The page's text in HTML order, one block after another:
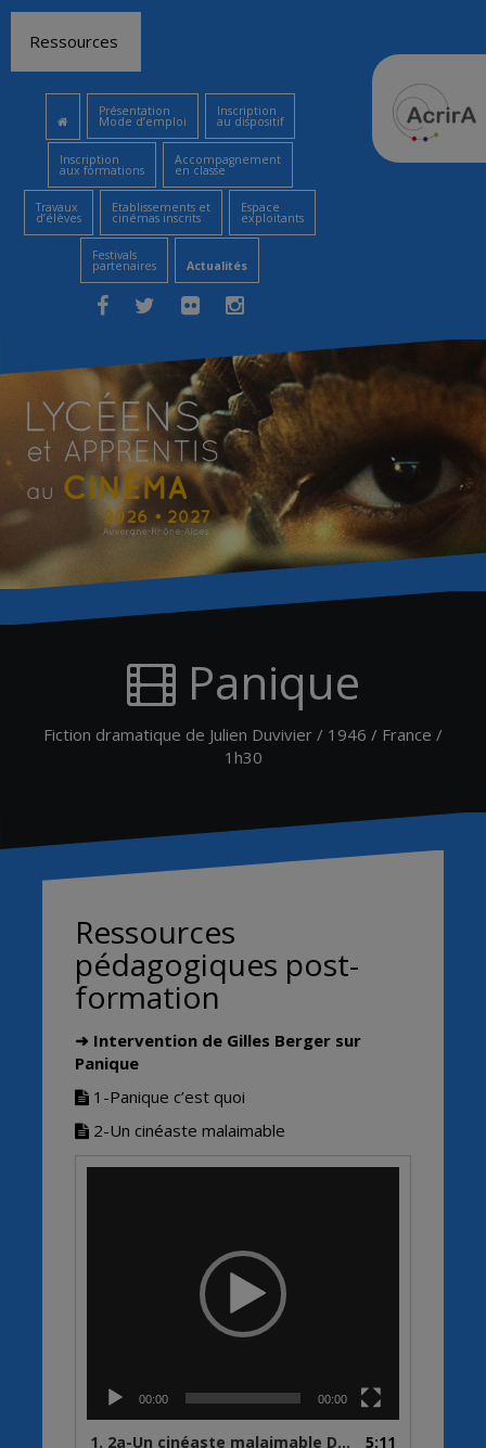
contenu
Ressources
Présentation
Mode d’emploi
Inscription
au dispositif
Inscription
aux formations
Accompagnement
en classe
Travaux
d’élèves
Etablissements et
cinémas inscrits
Espace
exploitants
Festivals
partenaires Actualités
Panique
Fiction dramatique de Julien Duvivier / 1946 / France /
1h30
Ressources
pédagogiques post-
formation
➜ Intervention de Gilles Berger sur
Panique
1-Panique c’est quoi
2-Un cinéaste malaimable
00:00 00:00
1. 2a-Un cinéaste malaimable David Golder 1930 cadre
5:11